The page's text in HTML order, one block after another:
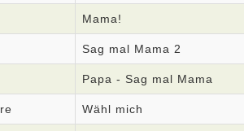
Mama!
Sag mal Mama 2
Papa - Sag mal Mama
Wähl mich